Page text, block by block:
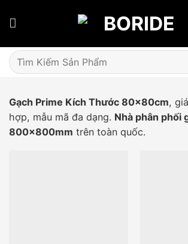
Tìm
kiếm:
Gạch Prime Kích Thước 80x80cm,
hợp, mẫu mã đa dạng. Nhà phân phối
800x800mm trên toàn quốc.